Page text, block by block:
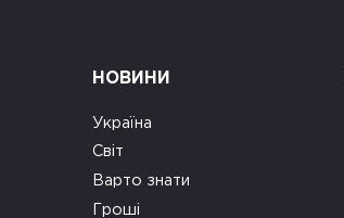
НОВИНИ
Україна
Світ
Варто знати
Гроші